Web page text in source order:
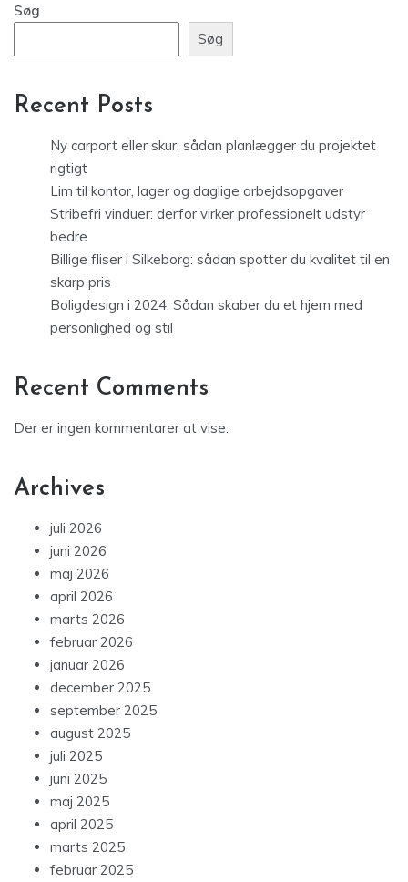
Søg
Søg
Recent Posts
Ny carport eller skur: sådan planlægger du projektet
rigtigt
Lim til kontor, lager og daglige arbejdsopgaver
Stribefri vinduer: derfor virker professionelt udstyr
bedre
Billige fliser i Silkeborg: sådan spotter du kvalitet til en
skarp pris
Boligdesign i 2024: Sådan skaber du et hjem med
personlighed og stil
Recent Comments
Der er ingen kommentarer at vise.
Archives
juli 2026
juni 2026
maj 2026
april 2026
marts 2026
februar 2026
januar 2026
december 2025
september 2025
august 2025
juli 2025
juni 2025
maj 2025
april 2025
marts 2025
februar 2025